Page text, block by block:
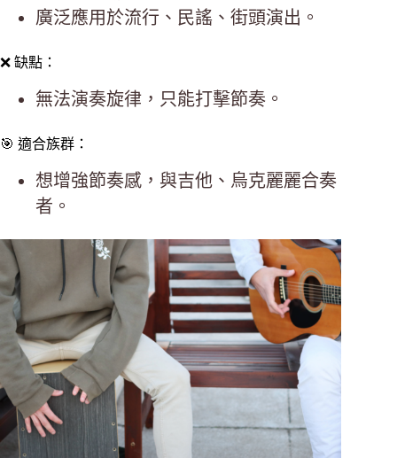
廣泛應用於流行、民謠、街頭演出。
❌ 缺點：
無法演奏旋律，只能打擊節奏。
🎯 適合族群：
想增強節奏感，與吉他、烏克麗麗合奏
者。